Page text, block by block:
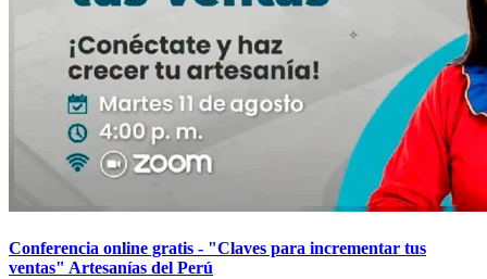
Conferencia online gratis - "Claves para incrementar tus
ventas" Artesanías del Perú